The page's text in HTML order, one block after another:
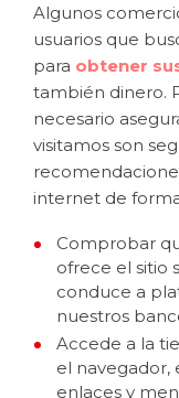
Algunos
usuarios que
para obtener
también dinero.
necesario
visitamos son
internet de
Comprobar
ofrece el sitio
conduce a
nuestros
Accede a la
el navegador,
enlaces y